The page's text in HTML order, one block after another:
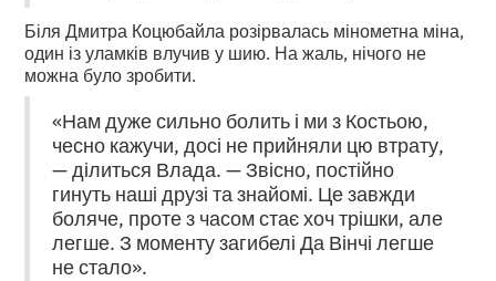
Біля Дмитра Коцюбайла розірвалась мінометна міна,
один із уламків влучив у шию. На жаль, нічого не
можна було зробити.
«Нам дуже сильно болить і ми з Костьою,
чесно кажучи, досі не прийняли цю втрату,
— ділиться Влада. — Звісно, постійно
гинуть наші друзі та знайомі. Це завжди
боляче, проте з часом стає хоч трішки, але
легше. З моменту загибелі Да Вінчі легше
не стало».